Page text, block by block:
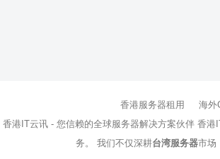
香港服务器租用 海外
香港IT云讯 - 您信赖的全球服务器解决方案伙伴 香
务。 我们不仅深耕台湾服务器市场